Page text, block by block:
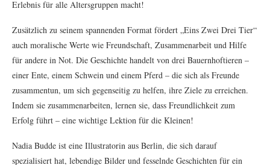
Erlebnis für alle Altersgruppen macht!
Zusätzlich zu seinem spannenden Format fördert „Eins Zwei Drei Tier“
auch moralische Werte wie Freundschaft, Zusammenarbeit und Hilfe
für andere in Not. Die Geschichte handelt von drei Bauernhoftieren –
einer Ente, einem Schwein und einem Pferd – die sich als Freunde
zusammentun, um sich gegenseitig zu helfen, ihre Ziele zu erreichen.
Indem sie zusammenarbeiten, lernen sie, dass Freundlichkeit zum
Erfolg führt – eine wichtige Lektion für die Kleinen!
Nadia Budde ist eine Illustratorin aus Berlin, die sich darauf
spezialisiert hat, lebendige Bilder und fesselnde Geschichten für ein